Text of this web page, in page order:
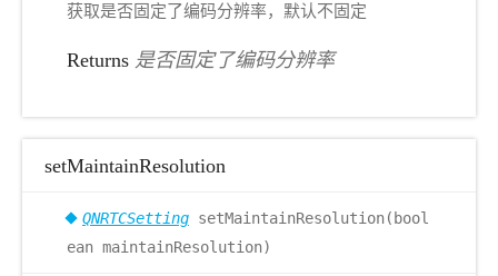
获取是否固定了编码分辨率，默认不固定
Returns 是否固定了编码分辨率
setMaintainResolution
QNRTCSetting setMaintainResolution(bool
ean maintainResolution)